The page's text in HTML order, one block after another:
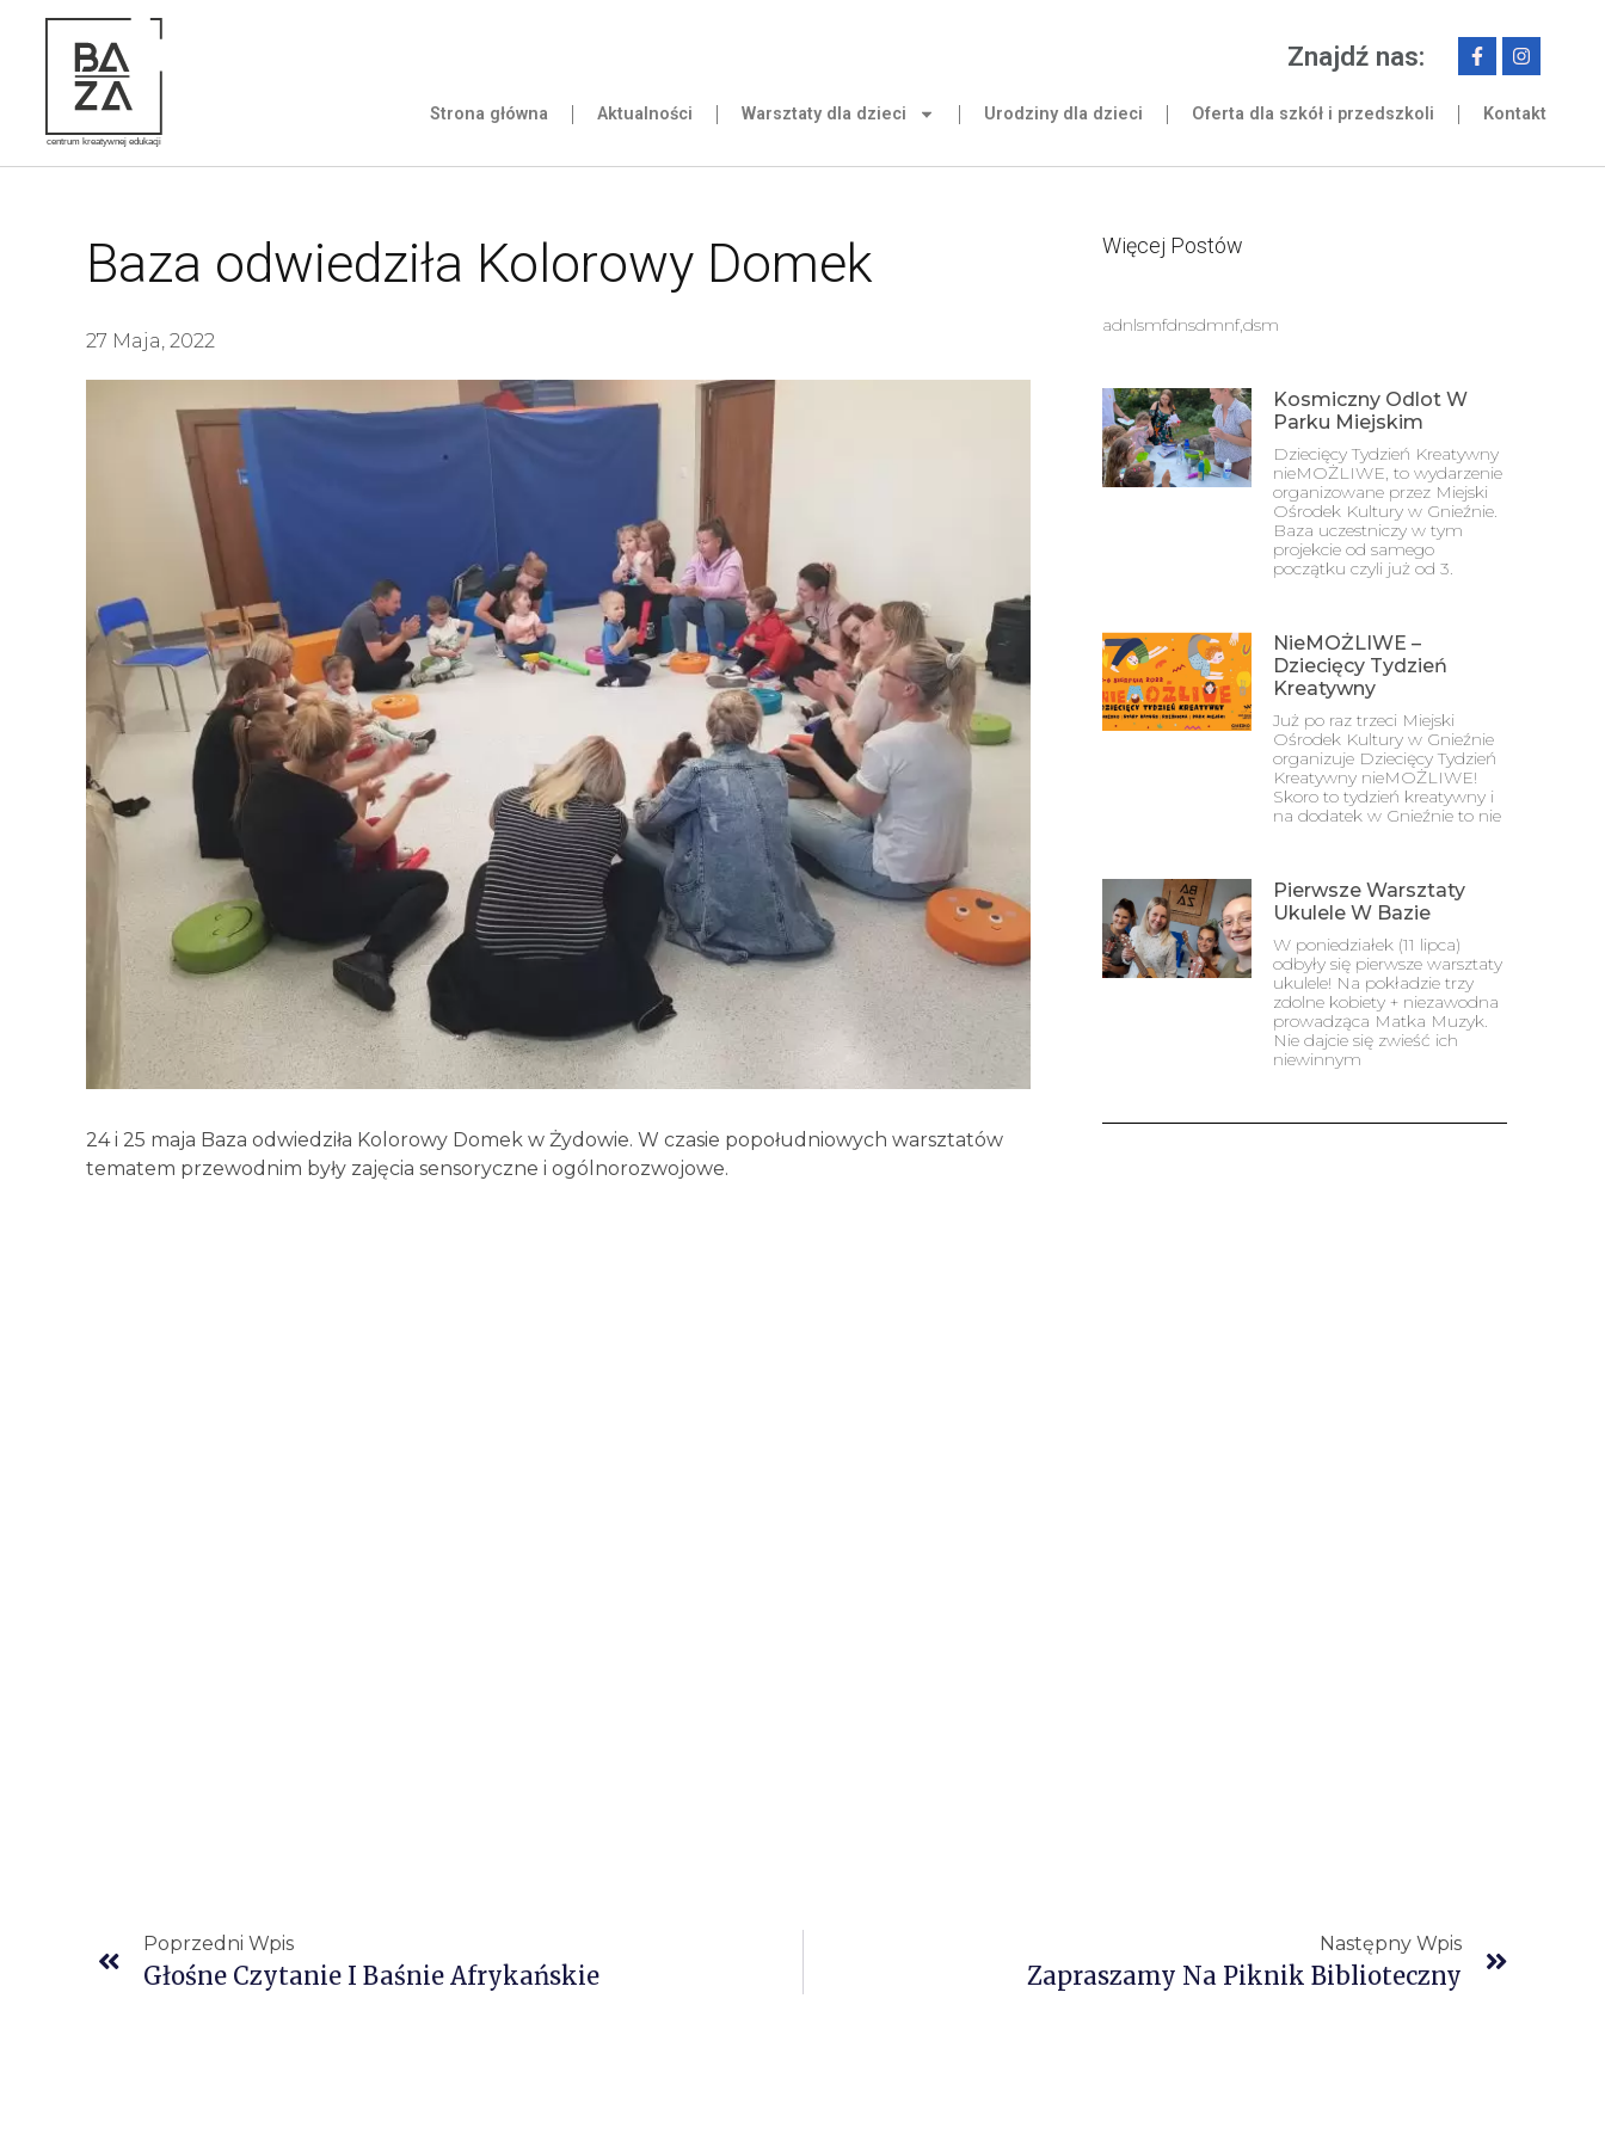
Znajdź nas:
Strona główna Aktualności Warsztaty dla dzieci Urodziny dla dzieci Oferta dla szkół i przedszkoli Kontakt
Baza odwiedziła Kolorowy Domek
27 Maja, 2022
24 i 25 maja Baza odwiedziła Kolorowy Domek w Żydowie. W czasie popołudniowych warsztatów
tematem przewodnim były zajęcia sensoryczne i ogólnorozwojowe.
Więcej Postów
adnlsmfdnsdmnf,dsm
Kosmiczny Odlot W
Parku Miejskim
Dziecięcy Tydzień Kreatywny
nieMOŻLIWE, to wydarzenie
organizowane przez Miejski
Ośrodek Kultury w Gnieźnie.
Baza uczestniczy w tym
projekcie od samego
początku czyli już od 3.
NieMOŻLIWE –
Dziecięcy Tydzień
Kreatywny
Już po raz trzeci Miejski
Ośrodek Kultury w Gnieźnie
organizuje Dziecięcy Tydzień
Kreatywny nieMOŻLIWE!
Skoro to tydzień kreatywny i
na dodatek w Gnieźnie to nie
Pierwsze Warsztaty
Ukulele W Bazie
W poniedziałek (11 lipca)
odbyły się pierwsze warsztaty
ukulele! Na pokładzie trzy
zdolne kobiety + niezawodna
prowadząca Matka Muzyk.
Nie dajcie się zwieść ich
niewinnym
Poprzedni Wpis
Głośne Czytanie I Baśnie Afrykańskie
Następny Wpis
Zapraszamy Na Piknik Biblioteczny